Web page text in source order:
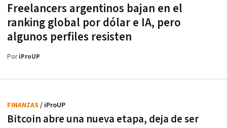
Freelancers argentinos bajan en el
ranking global por dólar e IA, pero
algunos perfiles resisten
PoriProUP
Bitcoin abre una nueva etapa, deja de ser
FINANZAS / iProUP